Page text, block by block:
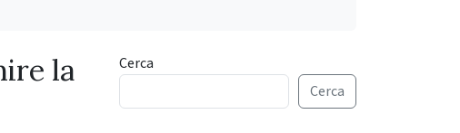
la
Cerca
Cerca